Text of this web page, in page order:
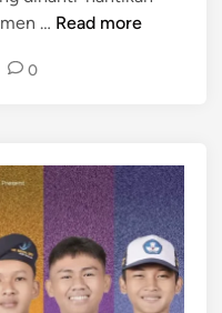
… M
b
u
t
K
Read more
0